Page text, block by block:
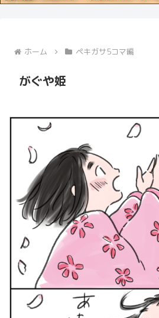
ホーム ペキガサ5コマ編
がぐや姫